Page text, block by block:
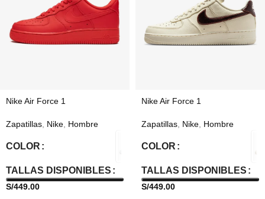
Nike Air Force 1
Zapatillas Nike Hombre
COLOR
TALLAS DISPONIBLES
S/449.00
Nike Air Force 1
Zapatillas Nike Hombre
COLOR
TALLAS DISPONIBLES
S/449.00